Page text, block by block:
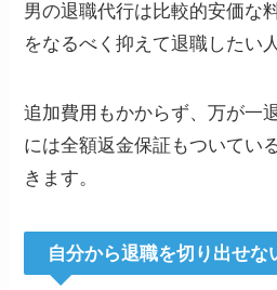
男の退職代行は比較的安価な
をなるべく抑えて退職したい
追加費用もかからず、万が一
には全額返金保証もついてい
きます。
自分から退職を切り出せな